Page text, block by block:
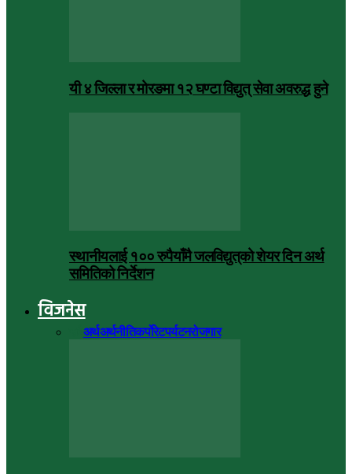
यी ४ जिल्ला र मोरङमा १२ घण्टा विद्युत् सेवा अवरुद्ध हुने
स्थानीयलाई १०० रुपैयाँमै जलविद्युत्‌को शेयर दिन अर्थ
समितिको निर्देशन
विजनेस
अर्थअर्थनीतिकर्पोरेटपर्यटनरोजगार